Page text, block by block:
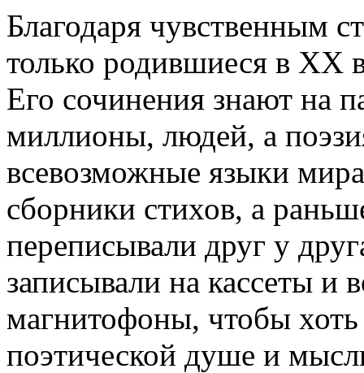
Благодаря чувственным
только родившиеся в ХХ
Его сочинения знают на
миллионы, людей, а
всевозможные языки
сборники стихов, а
переписывали друг у
записывали на кассеты и
магнитофоны, чтобы хоть
поэтической душе и